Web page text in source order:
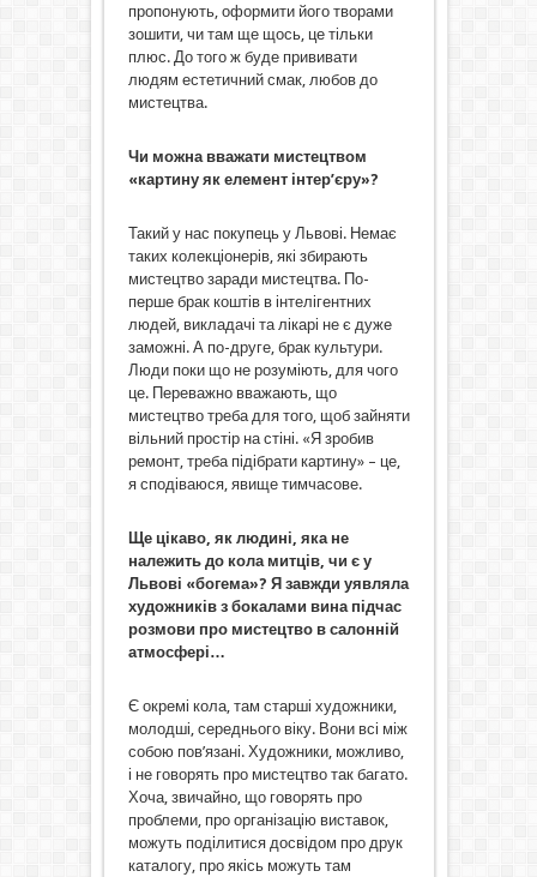
пропонують, оформити його творами
зошити, чи там ще щось, це тільки
плюс. До того ж буде прививати
людям естетичний смак, любов до
мистецтва.
Чи можна вважати мистецтвом
«картину як елемент інтер’єру»?
Такий у нас покупець у Львові. Немає
таких колекціонерів, які збирають
мистецтво заради мистецтва. По-
перше брак коштів в інтелігентних
людей, викладачі та лікарі не є дуже
заможні. А по-друге, брак культури.
Люди поки що не розуміють, для чого
це. Переважно вважають, що
мистецтво треба для того, щоб зайняти
вільний простір на стіні. «Я зробив
ремонт, треба підібрати картину» – це,
я сподіваюся, явище тимчасове.
Ще цікаво, як людині, яка не
належить до кола митців, чи є у
Львові «богема»? Я завжди уявляла
художників з бокалами вина підчас
розмови про мистецтво в салонній
атмосфері…
Є окремі кола, там старші художники,
молодші, середнього віку. Вони всі між
собою пов’язані. Художники, можливо,
і не говорять про мистецтво так багато.
Хоча, звичайно, що говорять про
проблеми, про організацію виставок,
можуть поділитися досвідом про друк
каталогу, про якісь можуть там